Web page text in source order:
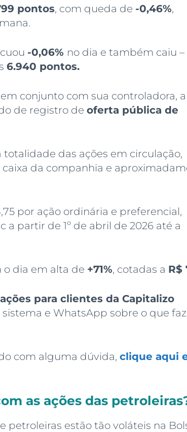
pontos, com queda de -0,46%,
-0,06% no dia e também caiu –
6.940 pontos.
conjunto com sua controladora, a
de registro de oferta pública de
das ações em circulação,
da companhia e
por ação ordinária e preferencial,
a partir de 1º de abril de 2026 até a
o dia em alta de +71%, cotadas a R$
para clientes da Capitalizo
e WhatsApp sobre o que
com alguma dúvida, clique aqui
as ações das
petroleiras estão tão voláteis na